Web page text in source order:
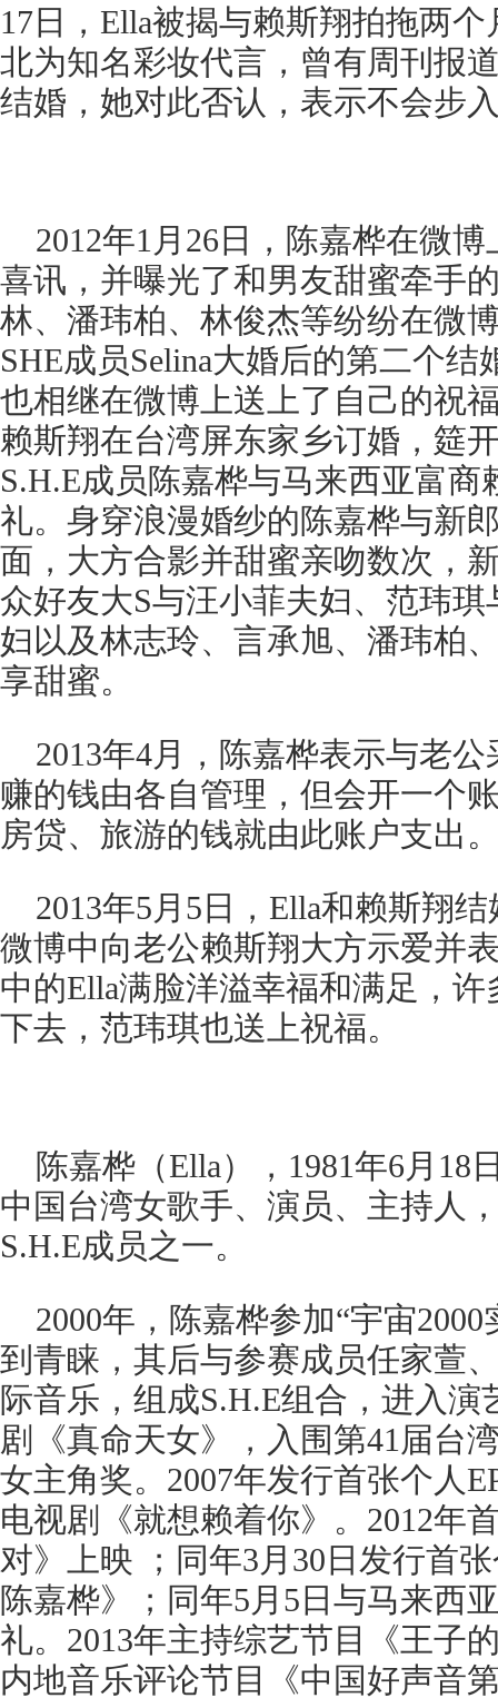
17日，Ella被揭与赖斯翔拍拖两
北为知名彩妆代言，曾有周刊报
结婚，她对此否认，表示不会步
2012年1月26日，陈嘉桦在微
喜讯，并曝光了和男友甜蜜牵手
林、潘玮柏、林俊杰等纷纷在微
SHE成员Selina大婚后的第二个结
也相继在微博上送上了自己的祝
赖斯翔在台湾屏东家乡订婚，筵
S.H.E成员陈嘉桦与马来西亚富
礼。身穿浪漫婚纱的陈嘉桦与新
面，大方合影并甜蜜亲吻数次，
众好友大S与汪小菲夫妇、范玮
妇以及林志玲、言承旭、潘玮柏
享甜蜜。
2013年4月，陈嘉桦表示与老
赚的钱由各自管理，但会开一个
房贷、旅游的钱就由此账户支出
2013年5月5日，Ella和赖斯翔
微博中向老公赖斯翔大方示爱并
中的Ella满脸洋溢幸福和满足，
下去，范玮琪也送上祝福。
陈嘉桦（Ella），1981年6月18
中国台湾女歌手、演员、主持人
S.H.E成员之一。
2000年，陈嘉桦参加“宇宙
到青睐，其后与参赛成员任家萱
际音乐，组成S.H.E组合，进入演
剧《真命天女》，入围第41届台
女主角奖。2007年发行首张个人
电视剧《就想赖着你》。2012年
对》上映 ；同年3月30日发行首
陈嘉桦》；同年5月5日与马来西
礼。2013年主持综艺节目《王子
内地音乐评论节目《中国好声音